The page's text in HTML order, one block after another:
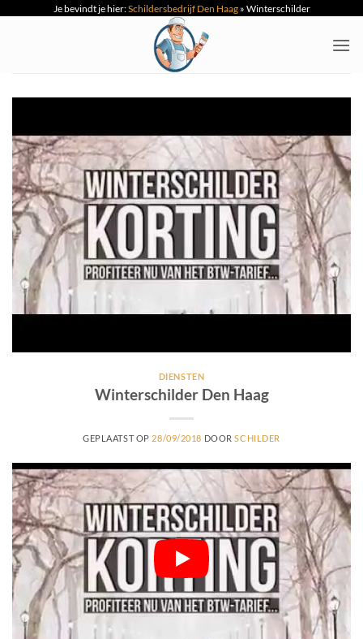
Je bevindt je hier:Schildersbedrijf Den Haag» Winterschilder
DIENSTEN
Winterschilder Den Haag
GEPLAATST OP 28/09/2018 DOORSCHILDER